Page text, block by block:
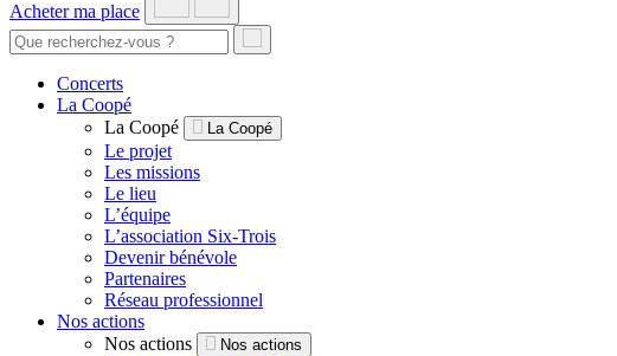
Acheter ma place
Concerts
La Coopé
La Coopé
La Coopé
Le projet
Les missions
Le lieu
L’équipe
L’association Six-Trois
Devenir bénévole
Partenaires
Réseau professionnel
Nos actions
Nos actions
Nos actions